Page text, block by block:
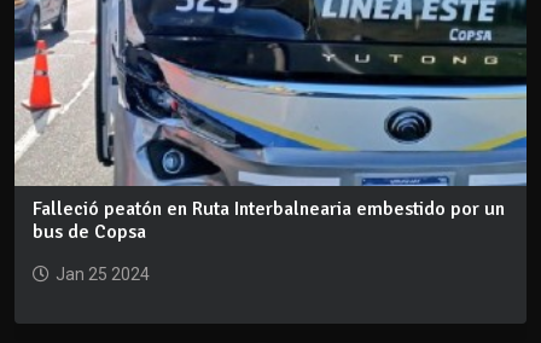
Falleció peatón en Ruta Interbalnearia embestido por un
bus de Copsa
Jan 25 2024